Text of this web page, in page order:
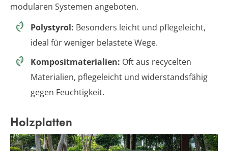
modularen Systemen angeboten.
Polystyrol: Besonders leicht und pflegeleicht,
ideal für weniger belastete Wege.
Kompositmaterialien: Oft aus recycelten
Materialien, pflegeleicht und widerstandsfähig
gegen Feuchtigkeit.
Holzplatten